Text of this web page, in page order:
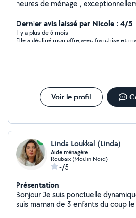
heures de ménage ,
Dernier avis laissé par Nicole : 4/5
Il y a plus de 6 mois
Elle a décliné mon offre,avec franchise et
Voir le profil
Linda Loukkal (Linda)
Aide ménagère
Roubaix (Moulin Nord)
-/5
Présentation
Bonjour Je suis ponctuelle
suis maman de 3 enfants du coup